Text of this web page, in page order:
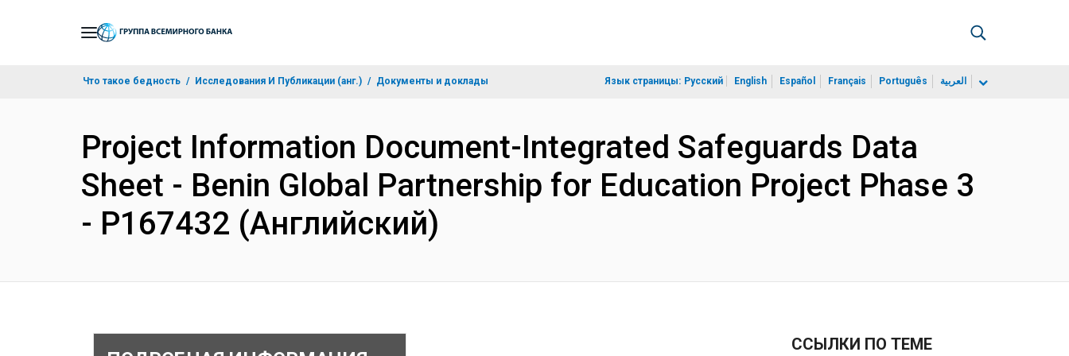
Что такое бедность Исследования И Публикации (анг.) Документы и доклады Язык страницы: Русский English Español Français Português العربية
Project Information Document-Integrated Safeguards Data
Sheet - Benin Global Partnership for Education Project Phase 3
- P167432 (Английский)
ССЫЛКИ ПО ТЕМЕ